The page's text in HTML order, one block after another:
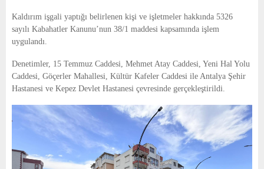
Kaldırım işgali yaptığı belirlenen kişi ve işletmeler hakkında 5326
sayılı Kabahatler Kanunu’nun 38/1 maddesi kapsamında işlem
uygulandı.
Denetimler, 15 Temmuz Caddesi, Mehmet Atay Caddesi, Yeni Hal Yolu
Caddesi, Göçerler Mahallesi, Kültür Kafeler Caddesi ile Antalya Şehir
Hastanesi ve Kepez Devlet Hastanesi çevresinde gerçekleştirildi.